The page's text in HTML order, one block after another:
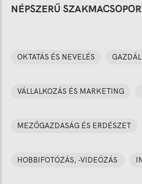
NÉPSZERŰ
OKTATÁS ÉS NEVELÉS
VÁLLALKOZÁS ÉS MARKETING
MEZŐGAZDASÁG ÉS ERDÉSZET
HOBBIFOTÓZÁS, -VIDEÓZÁS